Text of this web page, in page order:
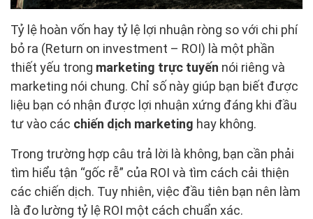
Tỷ lệ hoàn vốn hay tỷ lệ lợi nhuận ròng so với chi phí
bỏ ra (Return on investment – ROI) là một phần
thiết yếu trong marketing trực tuyến nói riêng và
marketing nói chung. Chỉ số này giúp bạn biết được
liệu bạn có nhận được lợi nhuận xứng đáng khi đầu
tư vào các chiến dịch marketing hay không.
Trong trường hợp câu trả lời là không, bạn cần phải
tìm hiểu tận “gốc rễ” của ROI và tìm cách cải thiện
các chiến dịch. Tuy nhiên, việc đầu tiên bạn nên làm
là đo lường tỷ lệ ROI một cách chuẩn xác.